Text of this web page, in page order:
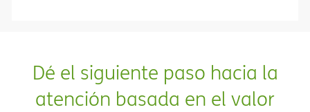
Dé el siguiente paso hacia la
atención basada en el valor​​